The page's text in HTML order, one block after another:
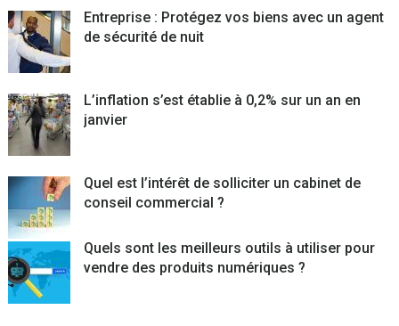
Entreprise : Protégez vos biens avec un agent
de sécurité de nuit
L’inflation s’est établie à 0,2% sur un an en
janvier
Quel est l’intérêt de solliciter un cabinet de
conseil commercial ?
Quels sont les meilleurs outils à utiliser pour
vendre des produits numériques ?